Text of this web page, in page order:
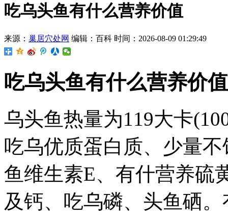
吃乌头鱼有什么营养价值
来源： 巢居穴处网 编辑：百科 时间：2026-08-09 01:29:49
吃乌头鱼有什么营养价
乌头鱼热量为119大卡
吃乌优质蛋白质、少量
鱼维生素E、有什营养硫
及钙、吃乌磷、头鱼硒